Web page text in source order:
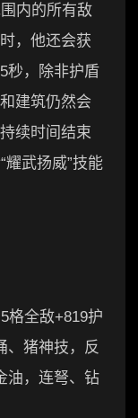
内的所有敌
，他还会获
秒，除非护盾
建筑仍然会
续时间结束
耀武扬威”技能
格全敌+819护
、猪神技，反
油，连弩、钻